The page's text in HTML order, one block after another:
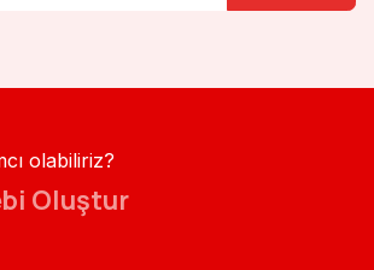
olabiliriz?
Oluştur